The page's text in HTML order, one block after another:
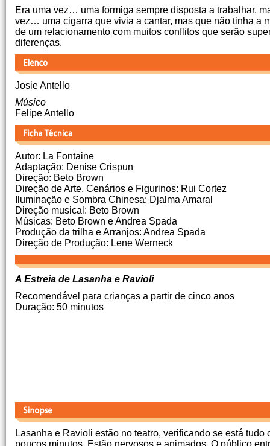
Era uma vez… uma formiga sempre disposta a trabalhar,
vez… uma cigarra que vivia a cantar, mas que não tinha a
de um relacionamento com muitos conflitos que serão
diferenças.
Josie Antello
Músico
Felipe Antello
Autor: La Fontaine
Adaptação: Denise Crispun
Direção: Beto Brown
Direção de Arte, Cenários e Figurinos: Rui Cortez
Iluminação e Sombra Chinesa: Djalma Amaral
Direção musical: Beto Brown
Músicas: Beto Brown e Andrea Spada
Produção da trilha e Arranjos: Andrea Spada
Direção de Produção: Lene Werneck
A Estreia de Lasanha e Ravioli
Recomendável para crianças a partir de cinco anos
Duração: 50 minutos
Lasanha e Ravioli estão no teatro, verificando se está
poucos minutos. Estão nervosos e animados. O público